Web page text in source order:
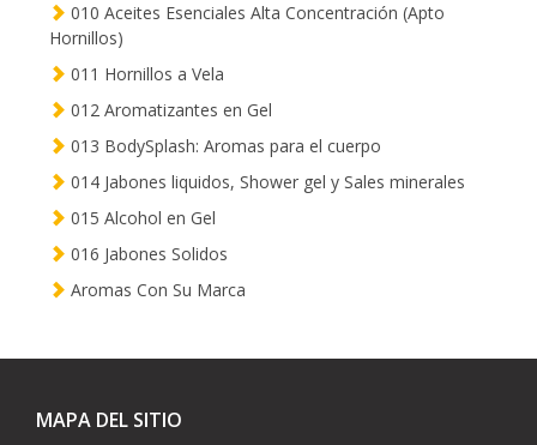
010 Aceites Esenciales Alta Concentración (Apto
Hornillos)
011 Hornillos a Vela
012 Aromatizantes en Gel
013 BodySplash: Aromas para el cuerpo
014 Jabones liquidos, Shower gel y Sales minerales
015 Alcohol en Gel
016 Jabones Solidos
Aromas Con Su Marca
MAPA DEL SITIO